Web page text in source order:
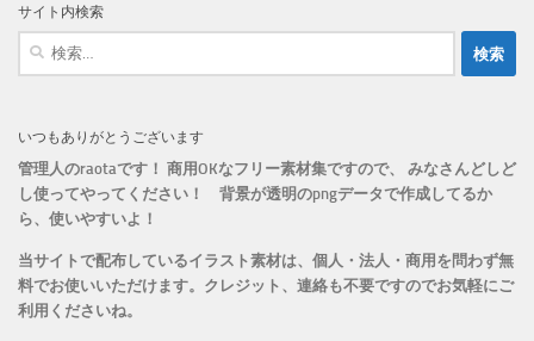
ー
サイト内検索
検
いつもありがとうございます
管理人のraotaです！ 商用OKなフリー素材集ですので、 みなさんどしど
し使ってやってください！ 背景が透明のpngデータで作成してるか
ら、 使いやすいよ！
当サイトで配布しているイラスト素材は、個人・法人・商用を問わず無
料でお使いいただけます。 クレジット、連絡も不要ですのでお気軽にご
利用くださいね。